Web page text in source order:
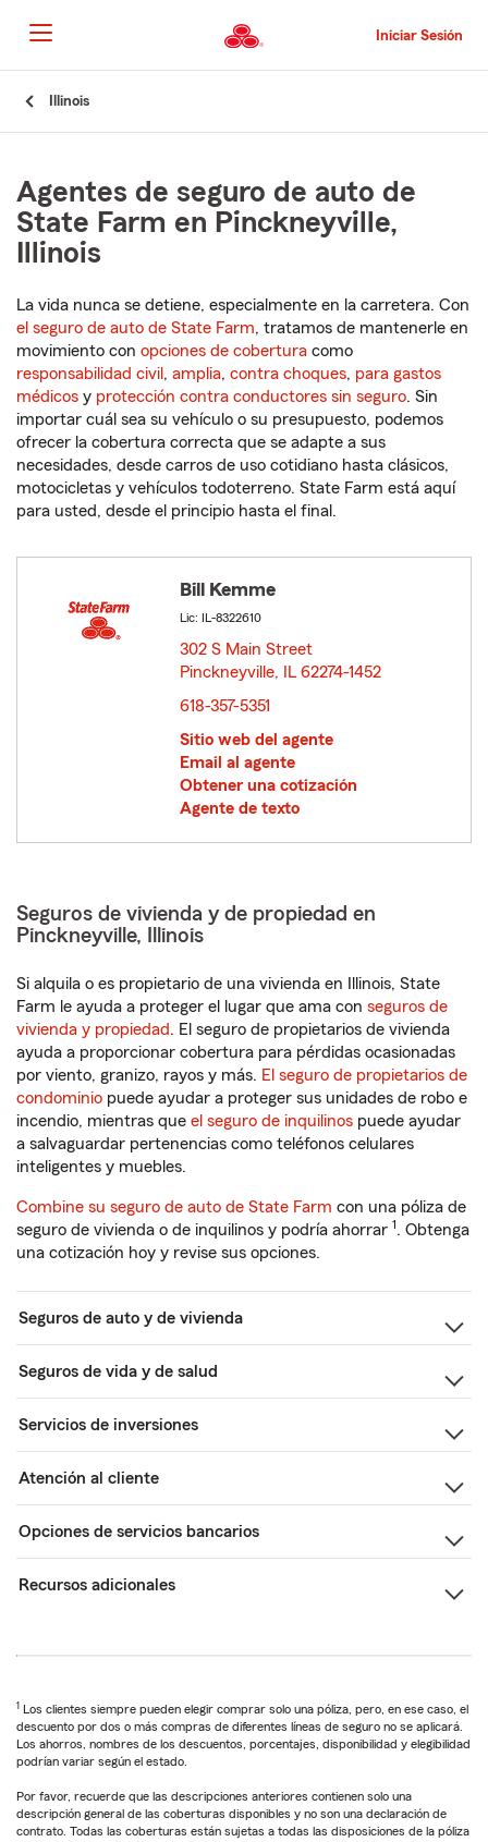
al
contenido
principal
Iniciar Sesión
Illinois
Agentes de seguro de auto de
State Farm en Pinckneyville,
Illinois
La vida nunca se detiene, especialmente en la carretera. Con
el seguro de auto de State Farm, tratamos de mantenerle en
movimiento con opciones de cobertura como
responsabilidad civil , amplia, contra choques, para gastos
médicos y protección contra conductores sin seguro. Sin
importar cuál sea su vehículo o su presupuesto, podemos
ofrecer la cobertura correcta que se adapte a sus
necesidades, desde carros de uso cotidiano hasta clásicos,
motocicletas y vehículos todoterreno. State Farm está aquí
para usted, desde el principio hasta el final.
Bill Kemme
Lic: IL-8322610
302 S Main Street
Pinckneyville, IL 62274-1452
618-357-5351
Sitio web del agente
Email al agente
Obtener una cotización
Agente de texto
Seguros de vivienda y de propiedad en
Pinckneyville, Illinois
Si alquila o es propietario de una vivienda en Illinois, State
Farm le ayuda a proteger el lugar que ama con seguros de
vivienda y propiedad. El seguro de propietarios de vivienda
ayuda a proporcionar cobertura para pérdidas ocasionadas
por viento, granizo, rayos y más. El seguro de propietarios de
condominio puede ayudar a proteger sus unidades de robo e
incendio, mientras que el seguro de inquilinos puede ayudar
a salvaguardar pertenencias como teléfonos celulares
inteligentes y muebles.
Combine su seguro de auto de State Farm con una póliza de
seguro de vivienda o de inquilinos y podría ahorrar 1. Obtenga
una cotización hoy y revise sus opciones.
Seguros de auto y de vivienda
Seguros de vida y de salud
Servicios de inversiones
Atención al cliente
Opciones de servicios bancarios
Recursos adicionales
1 Los clientes siempre pueden elegir comprar solo una póliza, pero, en ese caso, el
descuento por dos o más compras de diferentes líneas de seguro no se aplicará.
Los ahorros, nombres de los descuentos, porcentajes, disponibilidad y elegibilidad
podrían variar según el estado.
Por favor, recuerde que las descripciones anteriores contienen solo una
descripción general de las coberturas disponibles y no son una declaración de
contrato. Todas las coberturas están sujetas a todas las disposiciones de la póliza